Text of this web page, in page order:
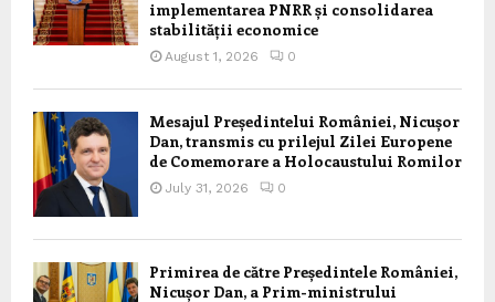
implementarea PNRR și consolidarea
stabilității economice
August 1, 2026 0
Mesajul Președintelui României, Nicușor
Dan, transmis cu prilejul Zilei Europene
de Comemorare a Holocaustului Romilor
July 31, 2026 0
Primirea de către Președintele României,
Nicușor Dan, a Prim-ministrului